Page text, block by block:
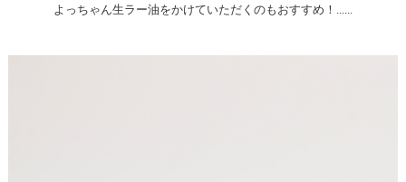
よっちゃん生ラー油をかけていただくのもおすすめ！......